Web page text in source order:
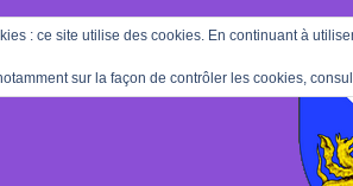
: ce site utilise des cookies. En continuant à
sur la façon de contrôler les cookies,